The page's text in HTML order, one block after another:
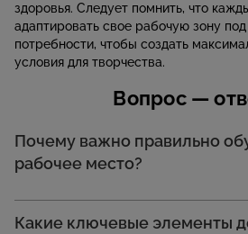
здоровья. Следует помнить, что
адаптировать свое рабочую зону
потребности, чтобы создать
условия для творчества.
Вопрос —
Почему важно правильно
рабочее место?
Какие ключевые элементы